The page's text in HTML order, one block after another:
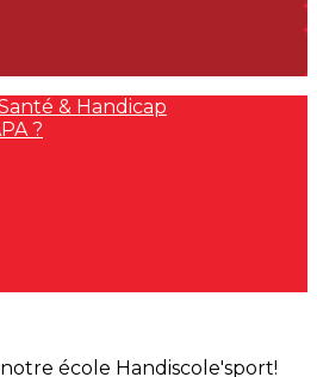
& Handicap
?